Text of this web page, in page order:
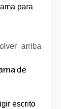
para
arriba
de
escrito